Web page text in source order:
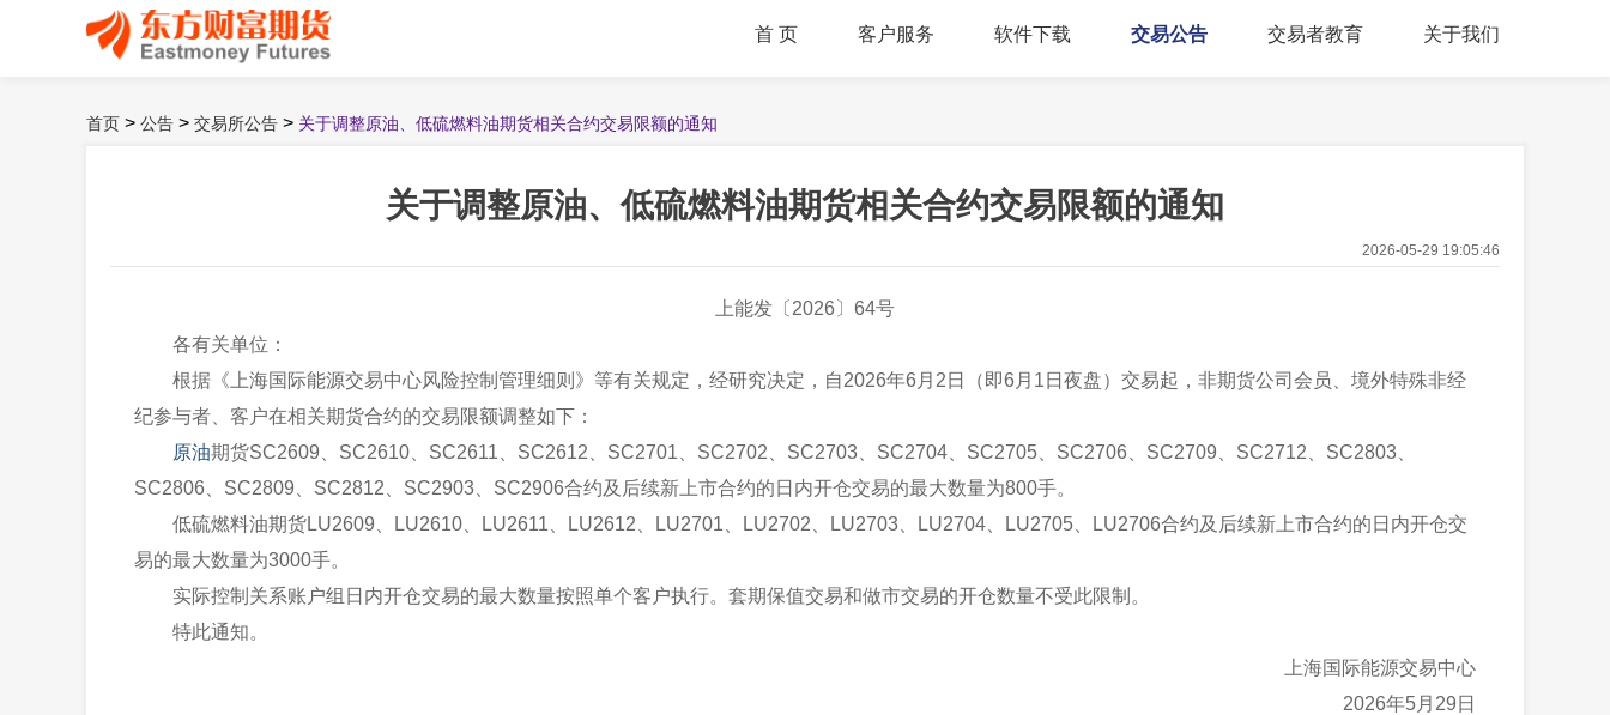
首 页 客户服务 软件下载 交易公告 交易者教育 关于我们
首页 > 公告 > 交易所公告 > 关于调整原油、低硫燃料油期货相关合约交易限额的通知
关于调整原油、低硫燃料油期货相关合约交易限额的通知
2026-05-29 19:05:46
上能发〔2026〕64号
各有关单位：
根据《上海国际能源交易中心风险控制管理细则》等有关规定，经研究决定，自2026年6月2日（即6月1日夜盘）交易起，非期货公司会员、境外特殊非经
纪参与者、客户在相关期货合约的交易限额调整如下：
原油期货SC2609、SC2610、SC2611、SC2612、SC2701、SC2702、SC2703、SC2704、SC2705、SC2706、SC2709、SC2712、SC2803、
SC2806、SC2809、SC2812、SC2903、SC2906合约及后续新上市合约的日内开仓交易的最大数量为800手。
低硫燃料油期货LU2609、LU2610、LU2611、LU2612、LU2701、LU2702、LU2703、LU2704、LU2705、LU2706合约及后续新上市合约的日内开仓交
易的最大数量为3000手。
实际控制关系账户组日内开仓交易的最大数量按照单个客户执行。套期保值交易和做市交易的开仓数量不受此限制。
特此通知。
上海国际能源交易中心
2026年5月29日